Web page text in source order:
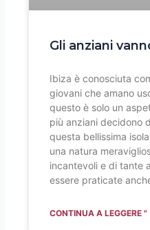
Gli anziani
Ibiza è conosciuta
giovani che amano
questo è solo un
più anziani decidono
questa bellissima
una natura
incantevoli e di tante
essere praticate
CONTINUA A LEGGERE "